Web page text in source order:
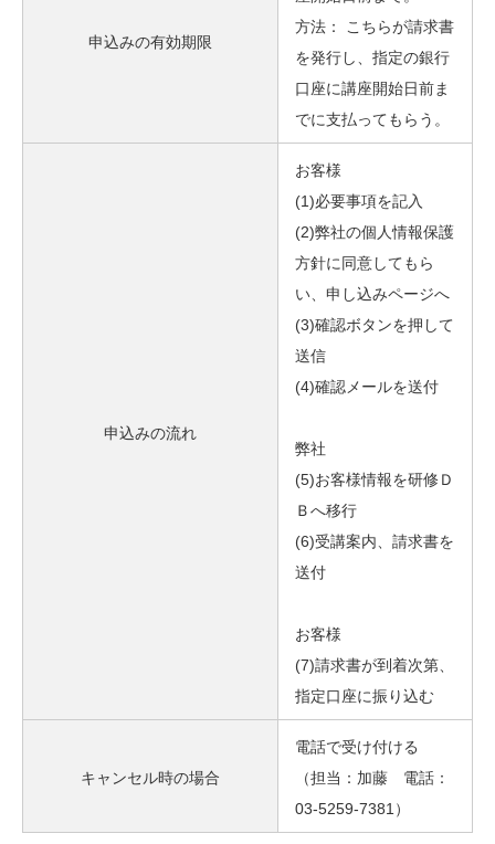
申込みの有効期限
方法： こちらが請求書
を発行し、指定の銀行
口座に講座開始日前ま
でに支払ってもらう。
申込みの流れ
お客様
(1)必要事項を記入
(2)弊社の個人情報保護
方針に同意してもら
い、申し込みページへ
(3)確認ボタンを押して
送信
(4)確認メールを送付
弊社
(5)お客様情報を研修Ｄ
Ｂへ移行
(6)受講案内、請求書を
送付
お客様
(7)請求書が到着次第、
指定口座に振り込む
キャンセル時の場合
電話で受け付ける
（担当：加藤 電話：
03-5259-7381）